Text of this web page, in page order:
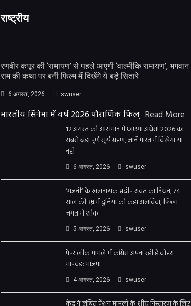
राष्ट्रीय
रणबीर कपूर की ‘रामायण’ से पहले आएगी ‘वाल्मीकि रामायण’, भगवान
राम की कथा पर बनी फिल्म में दिखेंगे ये बड़े सितारे
6 अगस्त, 2026 swuser
भारतीय सिनेमा में वर्ष 2026 पौराणिक फिल् Read More
12 अगस्त को आसमान में छाएगा अंधेरा! 2026 का
सबसे बड़ा पूर्ण सूर्य ग्रहण, जानें भारत में दिखेगा या
नहीं
6 अगस्त, 2026 swuser
‘गजनी’ के खलनायक प्रदीप रावत का निधन, 74
साल की उम्र में दुनिया को कहा अलविदा; फिल्म
जगत में शोक
5 अगस्त, 2026 swuser
पेपर लीक मामले में कांग्रेस अपना रही है दोहरा
मापदंड: भाजपा
4 अगस्त, 2026 swuser